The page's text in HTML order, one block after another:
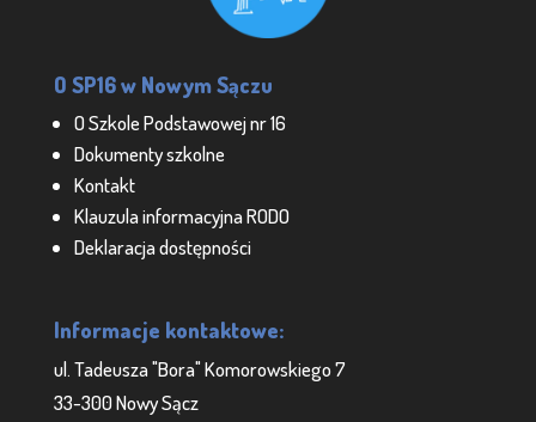
O SP16 w Nowym Sączu
O Szkole Podstawowej nr 16
Dokumenty szkolne
Kontakt
Klauzula informacyjna RODO
Deklaracja dostępności
Informacje kontaktowe:
ul. Tadeusza "Bora" Komorowskiego 7
33-300 Nowy Sącz